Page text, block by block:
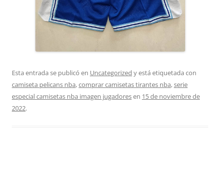
Esta entrada se publicó en Uncategorized y está etiquetada con
camiseta pelicans nba,comprar camisetas tirantes nba,serie
especial camisetas nba imagen jugadoresen 15 de noviembre de
2022.